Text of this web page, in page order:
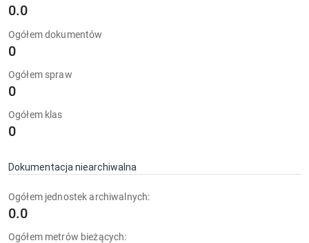
0.0
Ogółem dokumentów
0
Ogółem spraw
0
Ogółem klas
0
Dokumentacja niearchiwalna
Ogółem jednostek archiwalnych:
0.0
Ogółem metrów bieżących: